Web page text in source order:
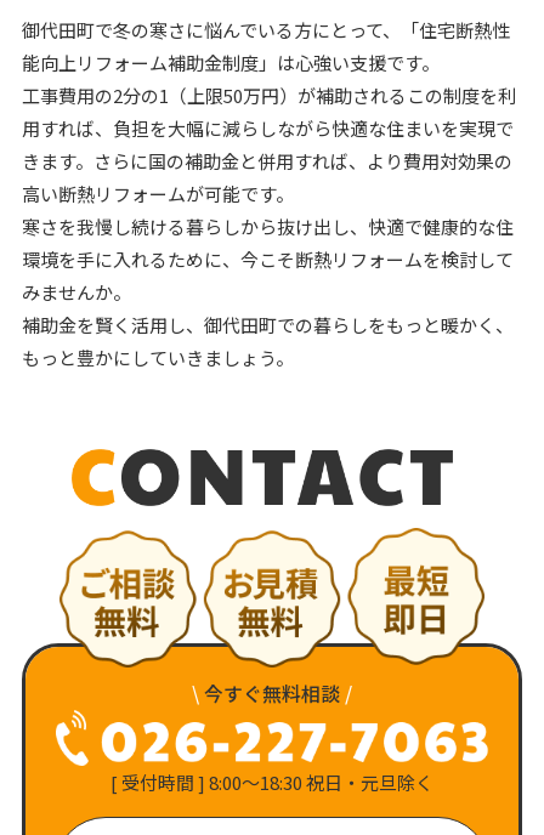
御代田町で冬の寒さに悩んでいる方にとって、「住宅断熱性
能向上リフォーム補助金制度」は心強い支援です。
工事費用の2分の1（上限50万円）が補助されるこの制度を利
用すれば、負担を大幅に減らしながら快適な住まいを実現で
きます。さらに国の補助金と併用すれば、より費用対効果の
高い断熱リフォームが可能です。
寒さを我慢し続ける暮らしから抜け出し、快適で健康的な住
環境を手に入れるために、今こそ断熱リフォームを検討して
みませんか。
補助金を賢く活用し、御代田町での暮らしをもっと暖かく、
もっと豊かにしていきましょう。
\今すぐ無料相談 /
[ 受付時間 ] 8:00〜18:30 祝日・元旦除く